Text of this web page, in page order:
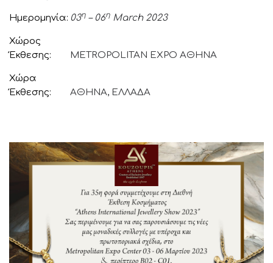
ΕΠΙΚΟΙΝΩΝΊΑ
B2B
Ημερομηνία 03η – 06η March 2023
Χώρος
Έκθεσης
METROPOLITAN EXPO ΑΘΗΝΑ
Χώρα
Έκθεσης
ΑΘΗΝΑ, ΕΛΛΑΔΑ